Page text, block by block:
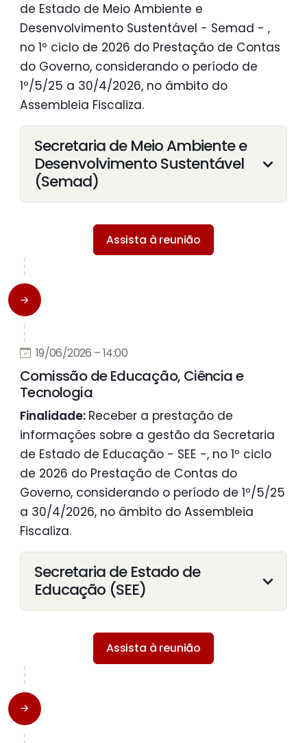
de Estado de Meio Ambiente e
Desenvolvimento Sustentável - Semad - ,
no 1º ciclo de 2026 do Prestação de Contas
do Governo, considerando o período de
1º/5/25 a 30/4/2026, no âmbito do
Assembleia Fiscaliza.
Secretaria de Meio Ambiente e
Desenvolvimento Sustentável
(Semad)
Assista à reunião
19/06/2026 – 14:00
Comissão de Educação, Ciência e
Tecnologia
Finalidade: Receber a prestação de
informações sobre a gestão da Secretaria
de Estado de Educação - SEE -, no 1º ciclo
de 2026 do Prestação de Contas do
Governo, considerando o período de 1º/5/25
a 30/4/2026, no âmbito do Assembleia
Fiscaliza.
Secretaria de Estado de
Educação (SEE)
Assista à reunião